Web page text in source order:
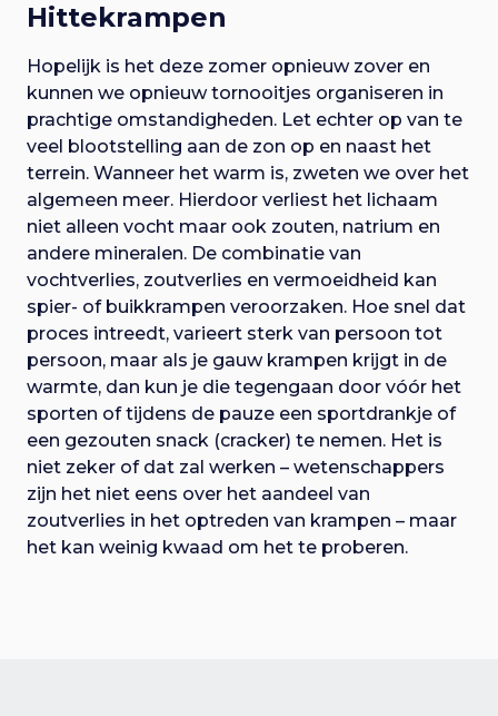
Hittekrampen
Hopelijk is het deze zomer opnieuw zover en
kunnen we opnieuw tornooitjes organiseren in
prachtige omstandigheden. Let echter op van te
veel blootstelling aan de zon op en naast het
terrein. Wanneer het warm is, zweten we over het
algemeen meer. Hierdoor verliest het lichaam
niet alleen vocht maar ook zouten, natrium en
andere mineralen. De combinatie van
vochtverlies, zoutverlies en vermoeidheid kan
spier- of buikkrampen veroorzaken. Hoe snel dat
proces intreedt, varieert sterk van persoon tot
persoon, maar als je gauw krampen krijgt in de
warmte, dan kun je die tegengaan door vóór het
sporten of tijdens de pauze een sportdrankje of
een gezouten snack (cracker) te nemen. Het is
niet zeker of dat zal werken – wetenschappers
zijn het niet eens over het aandeel van
zoutverlies in het optreden van krampen – maar
het kan weinig kwaad om het te proberen.